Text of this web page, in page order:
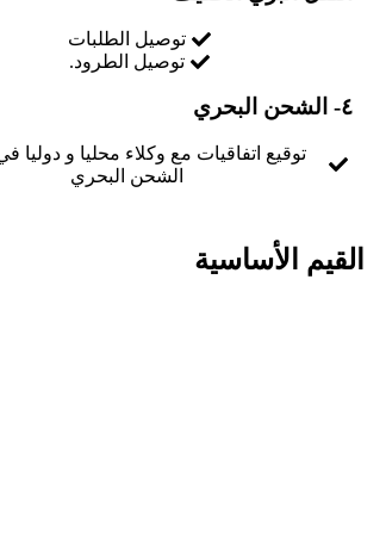
توصيل الطلبات
توصيل الطرود.
٤- الشحن البحري
توقيع اتفاقيات مع وكلاء محليا و دوليا
الشحن البحري
القيم الأساسية